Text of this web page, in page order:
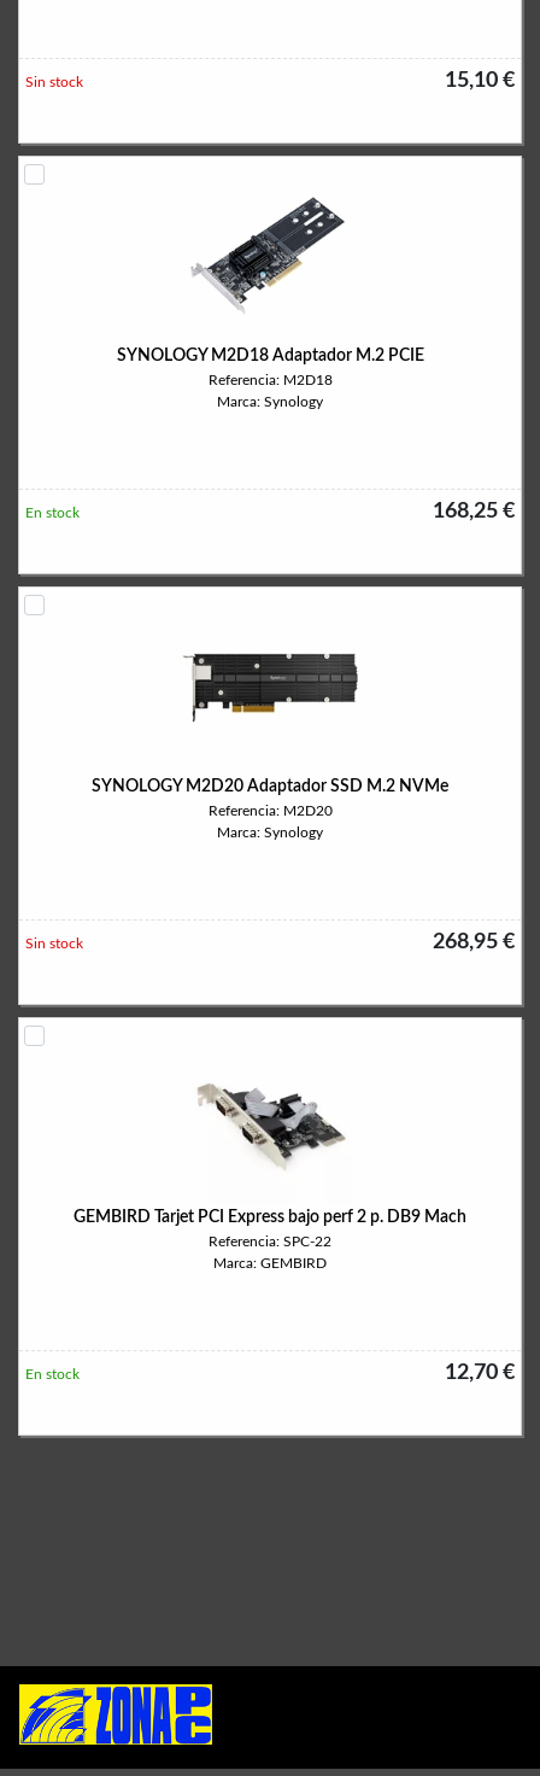
15,10 €
Sin stock
SYNOLOGY M2D18 Adaptador M.2 PCIE
Referencia: M2D18
Marca: Synology
168,25 €
En stock
SYNOLOGY M2D20 Adaptador SSD M.2 NVMe
Referencia: M2D20
Marca: Synology
268,95 €
Sin stock
GEMBIRD Tarjet PCI Express bajo perf 2 p. DB9 Mach
Referencia: SPC-22
Marca: GEMBIRD
12,70 €
En stock